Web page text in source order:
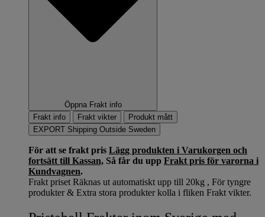
Öppna Frakt info
Frakt info
Frakt vikter
Produkt mått
EXPORT Shipping Outside Sweden
För att se frakt pris Lägg produkten i Varukorgen och
fortsätt till Kassan, Så får du upp Frakt pris för varorna i
Kundvagnen.
Frakt priset Räknas ut automatiskt upp till 20kg , För tyngre
produkter & Extra stora produkter kolla i fliken Frakt vikter.